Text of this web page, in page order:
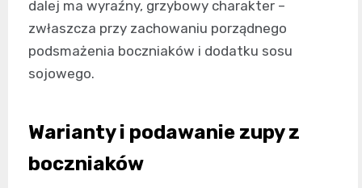
dalej ma wyraźny, grzybowy charakter –
zwłaszcza przy zachowaniu porządnego
podsmażenia boczniaków i dodatku sosu
sojowego.
Warianty i podawanie zupy z
boczniaków